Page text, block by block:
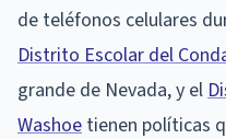
de teléfonos celulares
Distrito Escolar del
grande de Nevada, y el
Washoe tienen políticas